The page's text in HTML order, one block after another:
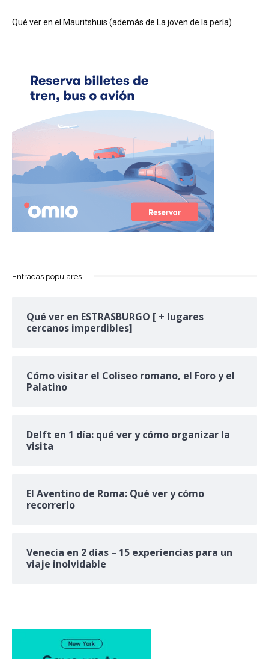
Qué ver en el Mauritshuis (además de La joven de la perla)
Entradas populares
Qué ver en ESTRASBURGO [ + lugares
cercanos imperdibles]
Cómo visitar el Coliseo romano, el Foro y el
Palatino
Delft en 1 día: qué ver y cómo organizar la
visita
El Aventino de Roma: Qué ver y cómo
recorrerlo
Venecia en 2 días – 15 experiencias para un
viaje inolvidable